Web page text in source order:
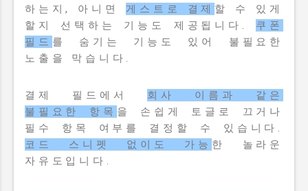
하는지, 아니면 게스트로 결제 할 수 있게
할지 선택하는 기능도 제공됩니다. 쿠폰
필드 를 숨기는 기능도 있어 불필요한
노출을 막습니다.
결제 필드에서 회사 이름과 같은
불필요한 항목 을 손쉽게 토글로 끄거나
필수 항목 여부를 결정할 수 있습니다.
코드 스니펫 없이도 가능 한 놀라운
자유도입니다.